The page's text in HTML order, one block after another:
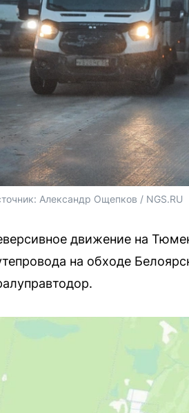
Александр Ощепков / NGS.RU
движение на
на обходе